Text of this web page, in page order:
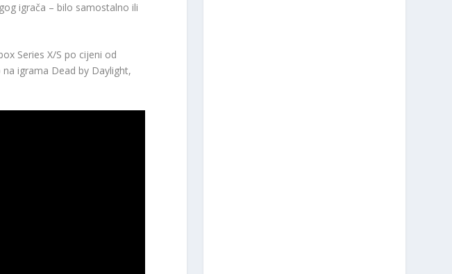
igrača – bilo samostalno ili
Series X/S po cijeni od
igrama Dead by Daylight,